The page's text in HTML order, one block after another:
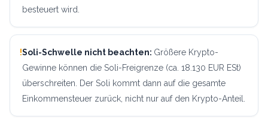
besteuert wird.
!Soli-Schwelle nicht beachten: Größere Krypto-
Gewinne können die Soli-Freigrenze (ca. 18.130 EUR ESt)
überschreiten. Der Soli kommt dann auf die gesamte
Einkommensteuer zurück, nicht nur auf den Krypto-Anteil.